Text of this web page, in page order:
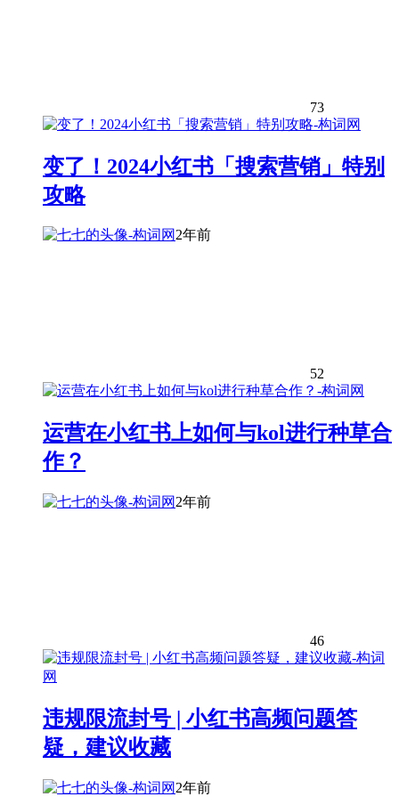
73
变了！2024小红书「搜索营销」特别
攻略
2年前
52
运营在小红书上如何与kol进行种草合
作？
2年前
46
违规限流封号 | 小红书高频问题答
疑，建议收藏
2年前